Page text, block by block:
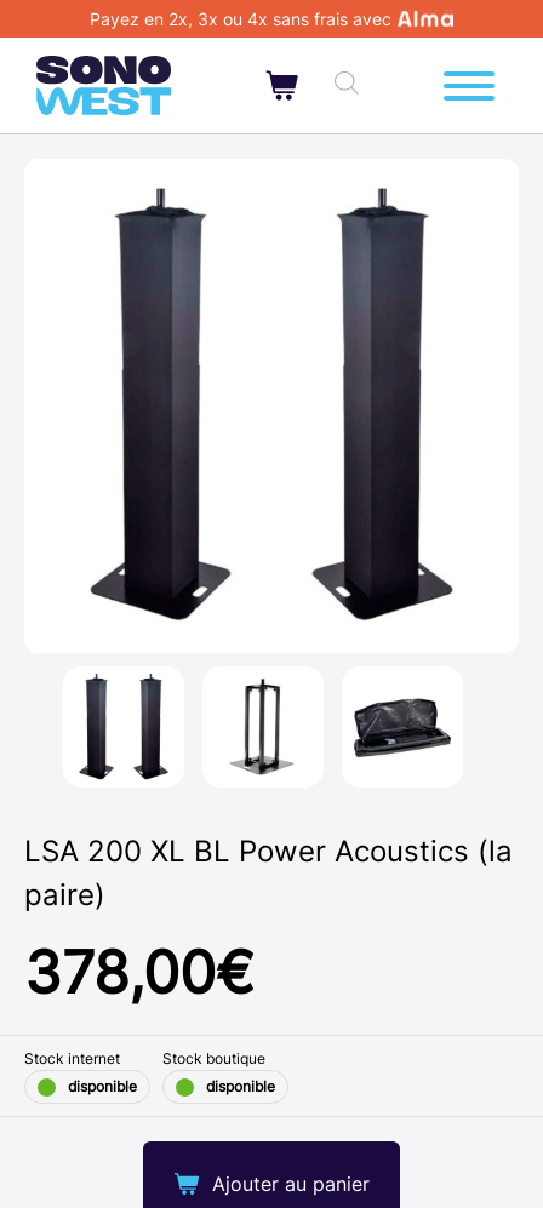
Payez en 2x, 3x ou 4x sans frais avec
LSA 200 XL BL Power Acoustics (la
paire)
378,00€
Ajouter au panier
Stock internet
disponible
Stock boutique
disponible